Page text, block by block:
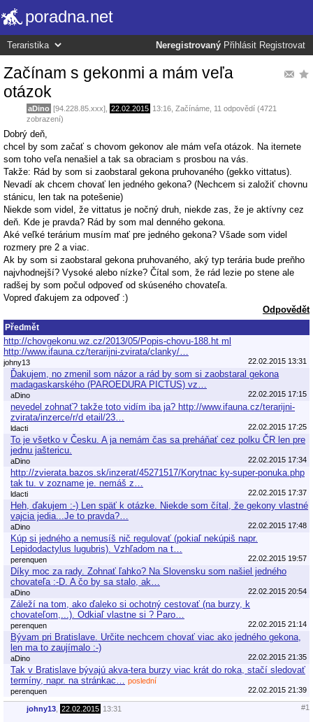
poradna.net
Neregistrovaný Přihlásit Registrovat
Začínam s gekonmi a mám veľa
otázok
aDino [94.228.85.xxx], 22.02.2015 13:16 Začínáme , 11 odpovědí (4721
zobrazení)
Dobrý deň,
chcel by som začať s chovom gekonov ale mám veľa otázok. Na iternete
som toho veľa nenašiel a tak sa obraciam s prosbou na vás.
Takže: Rád by som si zaobstaral gekona pruhovaného (gekko vittatus).
Nevadí ak chcem chovať len jedného gekona? (Nechcem si založiť chovnu
stánicu, len tak na potešenie)
Niekde som videl, že vittatus je nočný druh, niekde zas, že je aktívny cez
deň. Kde je pravda? Rád by som mal denného gekona.
Aké veľké terárium musím mať pre jedného gekona? Všade som videl
rozmery pre 2 a viac.
Ak by som si zaobstaral gekona pruhovaného, aký typ terária bude preňho
najvhodnejší? Vysoké alebo nízke? Čítal som, že rád lezie po stene ale
radšej by som počul odpoveď od skúseného chovateľa.
Vopred ďakujem za odpoveď :)
Odpovědět
Předmět
http://chovgekonu.wz.cz/2013/05/Popis-chovu-188.ht ml
http://www.ifauna.cz/terarijni-zvirata/clanky/…
johny13 22.02.2015 13:31
Ďakujem, no zmenil som názor a rád by som si zaobstaral gekona
madagaskarského (PAROEDURA PICTUS) vz…
aDino 22.02.2015 17:15
nevedel zohnať? takže toto vidím iba ja? http://www.ifauna.cz/terarijni-
zvirata/inzerce/r/d etail/23…
ldacti 22.02.2015 17:25
To je všetko v Česku. A ja nemám čas sa preháňať cez polku ČR len pre
jednu jaštericu.
aDino 22.02.2015 17:34
http://zvierata.bazos.sk/inzerat/45271517/Korytnac ky-super-ponuka.php
tak tu. v zozname je. nemáš z…
ldacti 22.02.2015 17:37
Heh, ďakujem :-) Len späť k otázke. Niekde som čítal, že gekony vlastné
vajcia jedia...Je to pravda?…
aDino 22.02.2015 17:48
Kúp si jedného a nemusíš nič regulovať (pokiaľ nekúpiš napr.
Lepidodactylus lugubris). Vzhľadom na t…
perenquen 22.02.2015 19:57
Díky moc za rady. Zohnať ľahko? Na Slovensku som našiel jedného
chovateľa :-D. A čo by sa stalo, ak…
aDino 22.02.2015 20:54
Záleží na tom, ako ďaleko si ochotný cestovať (na burzy, k
chovateľom,...). Odkiaľ vlastne si ? Paro…
perenquen 22.02.2015 21:14
Bývam pri Bratislave. Určite nechcem chovať viac ako jedného gekona,
len ma to zaujímalo :-)
aDino 22.02.2015 21:35
Tak v Bratislave bývajú akva-tera burzy viac krát do roka, stačí sledovať
termíny, napr. na stránkac…
poslední
perenquen
22.02.2015 21:39
johny13 22.02.2015 13:31 #1